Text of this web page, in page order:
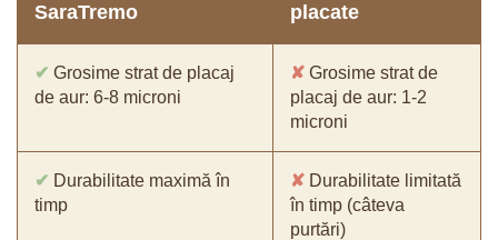
SaraTremo
placate
✔ Grosime strat de placaj
de aur: 6-8 microni
✘ Grosime strat de
placaj de aur: 1-2
microni
✔ Durabilitate maximă în
timp
✘ Durabilitate limitată
în timp (câteva
purtări)